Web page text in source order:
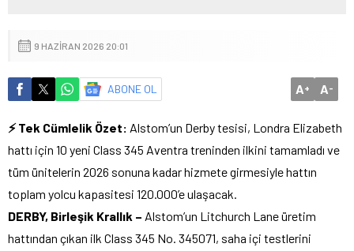
9 HAZIRAN 2026 20:01
ABONE OL A+ A-
⚡ Tek Cümlelik Özet: Alstom’un Derby tesisi, Londra Elizabeth
hattı için 10 yeni Class 345 Aventra treninden ilkini tamamladı ve
tüm ünitelerin 2026 sonuna kadar hizmete girmesiyle hattın
toplam yolcu kapasitesi 120.000’e ulaşacak.
DERBY, Birleşik Krallık – Alstom’un Litchurch Lane üretim
hattından çıkan ilk Class 345 No. 345071, saha içi testlerini